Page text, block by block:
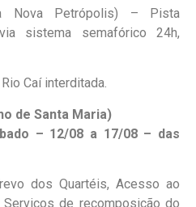
Nova Petrópolis) – Pista
sistema semafórico 24h,
Caí interditada.
de Santa Maria)
– 12/08 a 17/08 – das
dos Quartéis, Acesso ao
de recomposição do